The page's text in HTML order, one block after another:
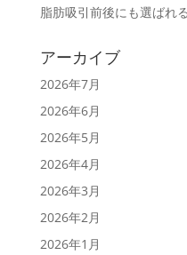
脂肪吸引前後にも選ばれ
アーカイブ
2026年7月
2026年6月
2026年5月
2026年4月
2026年3月
2026年2月
2026年1月